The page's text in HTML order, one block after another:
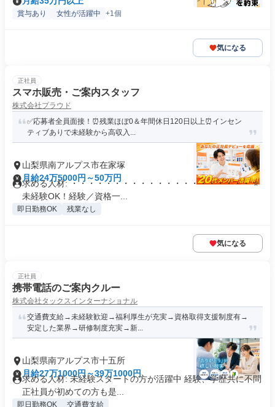
賞与あり 女性が活躍中 +1個
気になる
正社員
スマホ販売・ご案内スタッフ
株式会社プラウド
✅応募者全員面接！⏰残業ほぼ0＆年間休日120日以上⏰インセン
ティブありで未経験から高収入...
山梨県南アルプス市在家塚
月給24万5000円～50万円
求める人材: ・・・・・・・・・・・・・・・・・・・・・ ⭐
未経験OK！経験／資格一...
即日勤務OK 残業なし
気になる
正社員
携帯電話のご案内クルー
株式会社タックスインターナショナル
交通費支給→未経験歓迎→福利厚生が充実→資格取得支援制度有→
安定した業界→研修制度充実→新...
山梨県南アルプス市十五所
月給27万1000円～39万1000円
求める人材: 未経験スタートの方が活躍中 経験、学歴共に不問
正社員が初めての方も是...
即日勤務OK 交通費支給